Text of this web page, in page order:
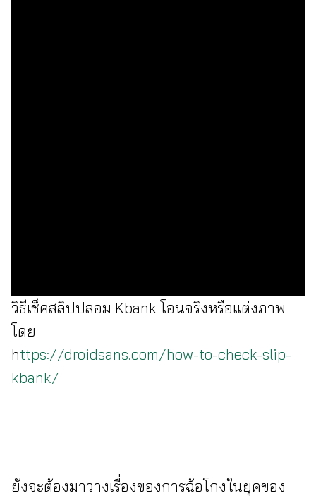
วิธีเช็คสลิปปลอม Kbank โอนจริงหรือแต่งภาพ
โดย
https://droidsans.com/how-to-check-slip-
kbank/
ยังจะต้องมาวางเรื่องของการฉ้อโกงในยุคของ